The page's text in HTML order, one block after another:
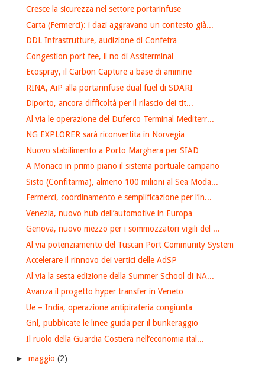
Cresce la sicurezza nel settore portarinfuse
Carta (Fermerci): i dazi aggravano un contesto già...
DDL Infrastrutture, audizione di Confetra
Congestion port fee, il no di Assiterminal
Ecospray, il Carbon Capture a base di ammine
RINA, AiP alla portarinfuse dual fuel di SDARI
Diporto, ancora difficoltà per il rilascio dei tit...
Al via le operazione del Duferco Terminal Mediterr...
NG EXPLORER sarà riconvertita in Norvegia
Nuovo stabilimento a Porto Marghera per SIAD
A Monaco in primo piano il sistema portuale campano
Sisto (Confitarma), almeno 100 milioni al Sea Moda...
Fermerci, coordinamento e semplificazione per l’in...
Venezia, nuovo hub dell’automotive in Europa
Genova, nuovo mezzo per i sommozzatori vigili del ...
Al via potenziamento del Tuscan Port Community System
Accelerare il rinnovo dei vertici delle AdSP
Al via la sesta edizione della Summer School di NA...
Avanza il progetto hyper transfer in Veneto
Ue – India, operazione antipirateria congiunta
Gnl, pubblicate le linee guida per il bunkeraggio
Il ruolo della Guardia Costiera nell’economia ital...
► maggio (2)